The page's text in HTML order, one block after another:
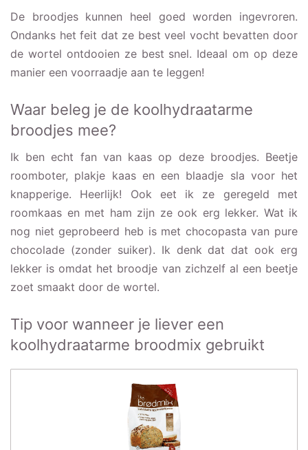
De broodjes kunnen heel goed worden ingevroren.
Ondanks het feit dat ze best veel vocht bevatten door
de wortel ontdooien ze best snel. Ideaal om op deze
manier een voorraadje aan te leggen!
Waar beleg je de koolhydraatarme
broodjes mee?
Ik ben echt fan van kaas op deze broodjes. Beetje
roomboter, plakje kaas en een blaadje sla voor het
knapperige. Heerlijk! Ook eet ik ze geregeld met
roomkaas en met ham zijn ze ook erg lekker. Wat ik
nog niet geprobeerd heb is met chocopasta van pure
chocolade (zonder suiker). Ik denk dat dat ook erg
lekker is omdat het broodje van zichzelf al een beetje
zoet smaakt door de wortel.
Tip voor wanneer je liever een
koolhydraatarme broodmix gebruikt